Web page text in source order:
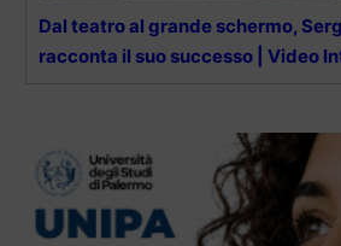
Dal teatro al grande schermo,
racconta il suo successo | Video